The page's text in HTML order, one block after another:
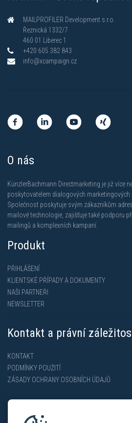
MAILPROFILER Development s.r.o.
Řeznická 1332/7
460 01 Liberec 1
+420 605 382 843
info@xcampaign.cz
O nás
KünzlerBachmann Directmarketing je již více
poskytovatelem dialogových marketingových
Společnost poskytuje svým zákazníkům
mailové technologie, zajišťuje také podporu
mailingů a komplexních kampaní.
Produkt
PŘIHLÁŠENÍ
KLIENTSKÉ PŘÍPADY A DOKUMENTY
NAŠI PARTNEŘI
NEWSLETTER
Kontakt a právní
KONTAKT
PODMÍNKY POUŽITÍ
ZÁSADY OCHRANY OSOBNÍCH ÚDAJŮ